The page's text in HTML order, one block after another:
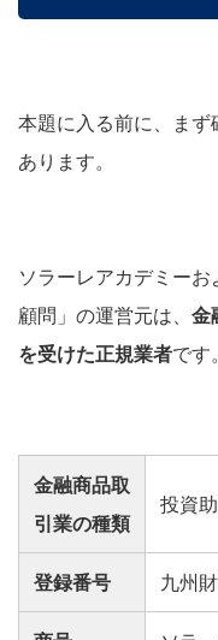
本題に入る前に、ま
あります。
ソラーレアカデミー
顧問」の運営元は、 金
を受けた正規業者です
金融商品取
引業の種類
投資
登録番号 九州